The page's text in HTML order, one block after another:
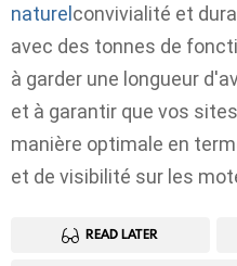
naturelconvivialité et
avec des tonnes de
à garder une longueur
et à garantir que vos
manière optimale en
et de visibilité sur les
READ LATER